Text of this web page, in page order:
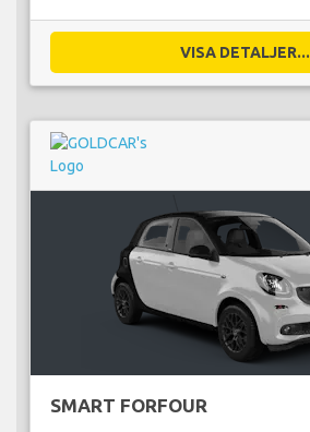
VISA DETALJER...
SMART FORFOUR